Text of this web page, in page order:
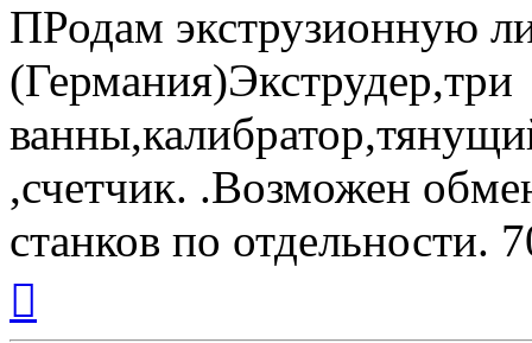
ПРодам экструзионную
(Германия)Экструдер,три
,счетчик. .Возможен
станков по отдельности.
началу